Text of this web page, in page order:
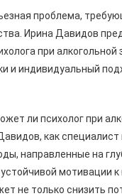
проблема,
Ирина Давидов
при алкогольной
и индивидуальный
ли психолог при
как специалист
направленные на
мотивации к
не только снизить